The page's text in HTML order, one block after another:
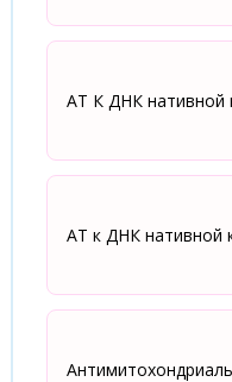
АТ К ДНК нативной
АТ к ДНК нативной